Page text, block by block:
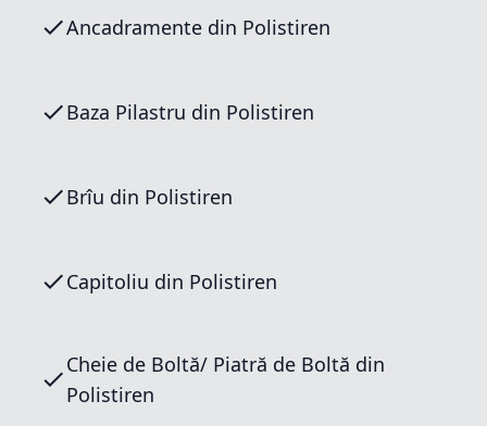
Ancadramente din Polistiren
Baza Pilastru din Polistiren
Brîu din Polistiren
Capitoliu din Polistiren
Cheie de Boltă/ Piatră de Boltă din
Polistiren